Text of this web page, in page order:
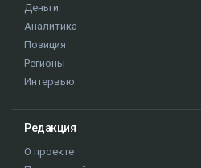
Деньги
Аналитика
Позиция
Регионы
Интервью
Редакция
О проекте